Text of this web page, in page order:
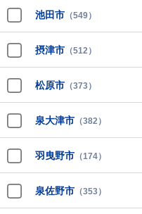
池田市 （549）
摂津市 （512）
松原市 （373）
泉大津市 （382）
羽曳野市 （174）
泉佐野市 （353）